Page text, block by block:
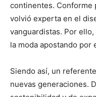
continentes. Conforme
volvió experta en el
vanguardistas. Por
la moda apostando por
Siendo así, un
nuevas generaciones.